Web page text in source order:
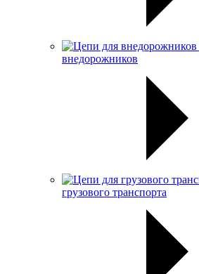
внедорожников
грузового транспорта